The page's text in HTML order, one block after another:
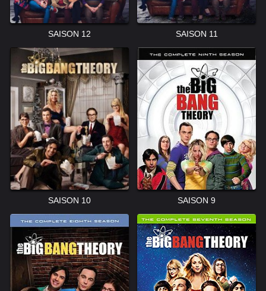
SAISON 12 SAISON 11
SAISON 10 SAISON 9